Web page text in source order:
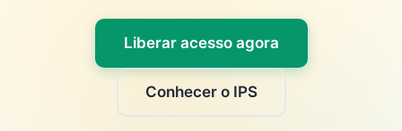
Liberar acesso agora
Conhecer o IPS